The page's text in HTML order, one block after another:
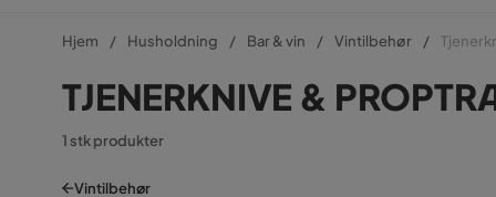
Hjem Husholdning Bar & vin Vintilbehør
TJENERKNIVE &
1 stk produkter
Vintilbehør